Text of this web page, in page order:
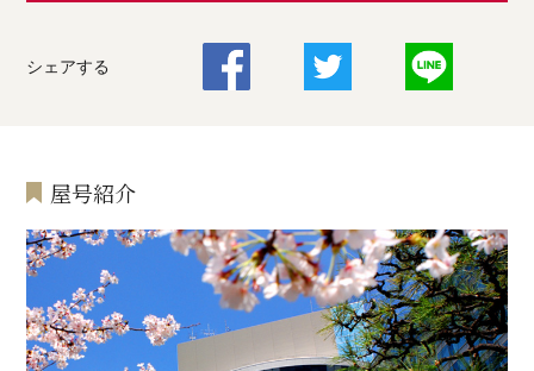
シェアする
屋号紹介